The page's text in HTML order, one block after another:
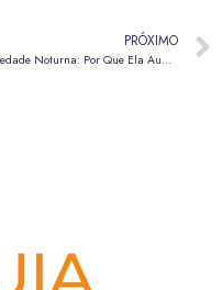
PRÓXIMO
Ansiedade Noturna: Por Que Ela Aumenta ao Cair da Noite